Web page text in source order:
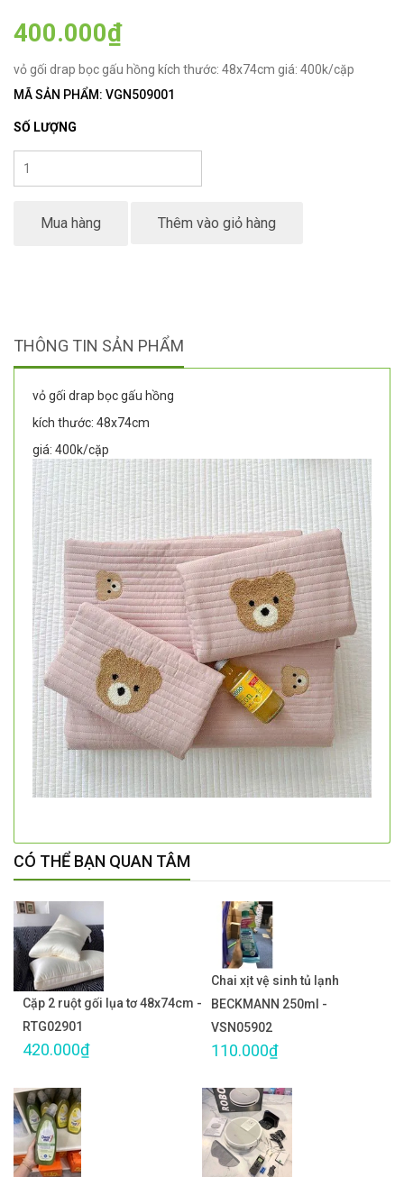
400.000₫
vỏ gối drap bọc gấu hồng kích thước: 48x74cm giá: 400k/cặp
MÃ SẢN PHẨM: VGN509001
SỐ LƯỢNG
Mua hàng Thêm vào giỏ hàng
THÔNG TIN SẢN PHẨM
vỏ gối drap bọc gấu hồng
kích thước: 48x74cm
giá: 400k/cặp
CÓ THỂ BẠN QUAN TÂM
Cặp 2 ruột gối lụa tơ 48x74cm -
RTG02901
420.000₫
Chai xịt vệ sinh tủ lạnh
BECKMANN 250ml -
VSN05902
110.000₫